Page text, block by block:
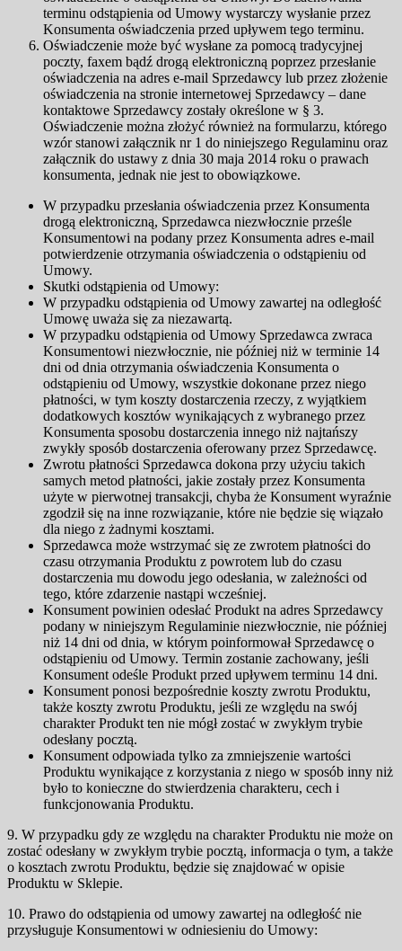
terminu odstąpienia od Umowy wystarczy wysłanie przez
Konsumenta oświadczenia przed upływem tego terminu.
Oświadczenie może być wysłane za pomocą tradycyjnej
poczty, faxem bądź drogą elektroniczną poprzez przesłanie
oświadczenia na adres e-mail Sprzedawcy lub przez złożenie
oświadczenia na stronie internetowej Sprzedawcy – dane
kontaktowe Sprzedawcy zostały określone w § 3.
Oświadczenie można złożyć również na formularzu, którego
wzór stanowi załącznik nr 1 do niniejszego Regulaminu oraz
załącznik do ustawy z dnia 30 maja 2014 roku o prawach
konsumenta, jednak nie jest to obowiązkowe.
W przypadku przesłania oświadczenia przez Konsumenta
drogą elektroniczną, Sprzedawca niezwłocznie prześle
Konsumentowi na podany przez Konsumenta adres e-mail
potwierdzenie otrzymania oświadczenia o odstąpieniu od
Umowy.
Skutki odstąpienia od Umowy:
W przypadku odstąpienia od Umowy zawartej na odległość
Umowę uważa się za niezawartą.
W przypadku odstąpienia od Umowy Sprzedawca zwraca
Konsumentowi niezwłocznie, nie później niż w terminie 14
dni od dnia otrzymania oświadczenia Konsumenta o
odstąpieniu od Umowy, wszystkie dokonane przez niego
płatności, w tym koszty dostarczenia rzeczy, z wyjątkiem
dodatkowych kosztów wynikających z wybranego przez
Konsumenta sposobu dostarczenia innego niż najtańszy
zwykły sposób dostarczenia oferowany przez Sprzedawcę.
Zwrotu płatności Sprzedawca dokona przy użyciu takich
samych metod płatności, jakie zostały przez Konsumenta
użyte w pierwotnej transakcji, chyba że Konsument wyraźnie
zgodził się na inne rozwiązanie, które nie będzie się wiązało
dla niego z żadnymi kosztami.
Sprzedawca może wstrzymać się ze zwrotem płatności do
czasu otrzymania Produktu z powrotem lub do czasu
dostarczenia mu dowodu jego odesłania, w zależności od
tego, które zdarzenie nastąpi wcześniej.
Konsument powinien odesłać Produkt na adres Sprzedawcy
podany w niniejszym Regulaminie niezwłocznie, nie później
niż 14 dni od dnia, w którym poinformował Sprzedawcę o
odstąpieniu od Umowy. Termin zostanie zachowany, jeśli
Konsument odeśle Produkt przed upływem terminu 14 dni.
Konsument ponosi bezpośrednie koszty zwrotu Produktu,
także koszty zwrotu Produktu, jeśli ze względu na swój
charakter Produkt ten nie mógł zostać w zwykłym trybie
odesłany pocztą.
Konsument odpowiada tylko za zmniejszenie wartości
Produktu wynikające z korzystania z niego w sposób inny niż
było to konieczne do stwierdzenia charakteru, cech i
funkcjonowania Produktu.
9. W przypadku gdy ze względu na charakter Produktu nie może on
zostać odesłany w zwykłym trybie pocztą, informacja o tym, a także
o kosztach zwrotu Produktu, będzie się znajdować w opisie
Produktu w Sklepie.
10. Prawo do odstąpienia od umowy zawartej na odległość nie
przysługuje Konsumentowi w odniesieniu do Umowy: